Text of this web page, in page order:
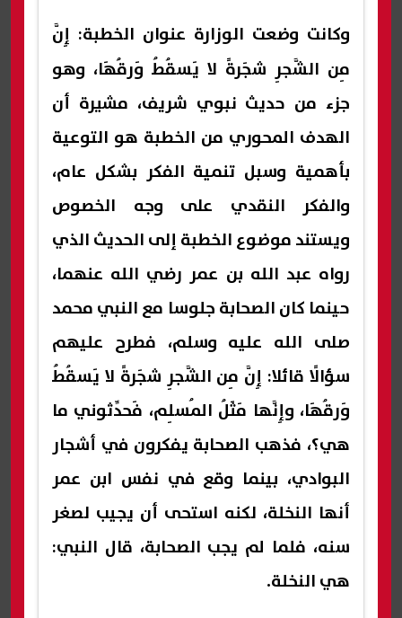
وكانت وضعت الوزارة عنوان الخطبة: إِنَّ
مِن الشَّجرِ شجَرةً لا يَسقُطُ وَرقُهَا، وهو
جزء من حديث نبوي شريف، مشيرة أن
الهدف المحوري من الخطبة هو التوعية
بأهمية وسبل تنمية الفكر بشكل عام،
والفكر النقدي على وجه الخصوص
ويستند موضوع الخطبة إلى الحديث الذي
رواه عبد الله بن عمر رضي الله عنهما،
حينما كان الصحابة جلوسا مع النبي محمد
صلى الله عليه وسلم، فطرح عليهم
سؤالًا قائلا: إِنَّ مِن الشَّجرِ شجَرةً لا يَسقُطُ
وَرقُهَا، وإِنَّها مَثَلُ المُسلِم، فَحدِّثوني ما
هي؟، فذهب الصحابة يفكرون في أشجار
البوادي، بينما وقع في نفس ابن عمر
أنها النخلة، لكنه استحى أن يجيب لصغر
سنه، فلما لم يجب الصحابة، قال النبي:
هي النخلة.